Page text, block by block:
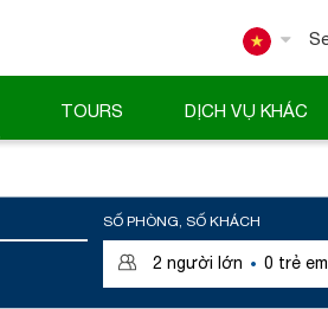
TOURS DỊCH VỤ KHÁC
SỐ PHÒNG, SỐ KHÁCH
2 người lớn · 0 trẻ em